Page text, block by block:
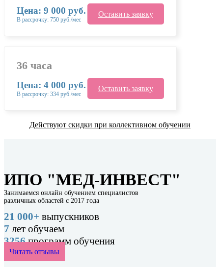
Цена: 9 000 руб.
В рассрочку: 750 руб./мес
Оставить заявку
36 часа
Цена: 4 000 руб.
В рассрочку: 334 руб./мес
Оставить заявку
Действуют скидки при коллективном обучении
ИПО "МЕД-ИНВЕСТ"
Занимаемся онлайн обучением специалистов
различных областей с 2017 года
21 000+ выпускников
7 лет обучаем
3256программ обучения
Читать отзывы